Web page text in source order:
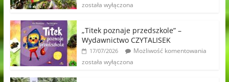
została wyłączona
„Titek poznaje przedszkole” –
Wydawnictwo CZYTALISEK
17/07/2026
Możliwość komentowania
została wyłączona